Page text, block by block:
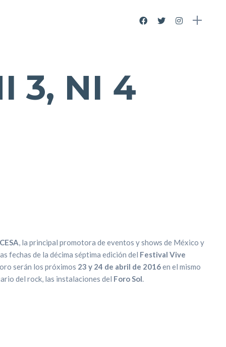
3, NI 4
, la principal promotora de eventos y shows de México y
fechas de la décima séptima edición del Festival Vive
serán los próximos 23 y 24 de abril de 2016en el mismo
del rock, las instalaciones del Foro Sol.